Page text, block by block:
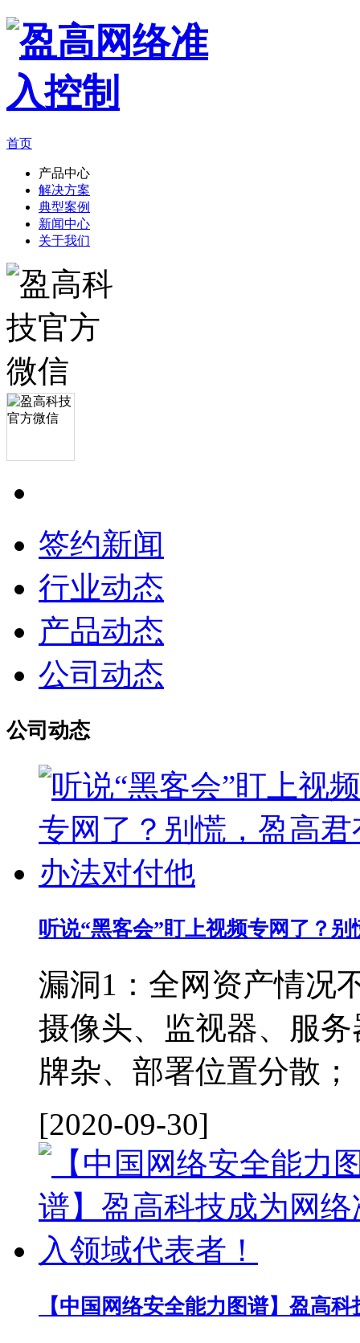
首页
产品中心
解决方案
典型案例
新闻中心
关于我们
签约新闻
行业动态
产品动态
公司动态
公司动态
听说“黑客会”盯上视频专网了？
漏洞1：全网资产情况
摄像头、监视器、服
牌杂、部署位置分散；
[2020-09-30]
【中国网络安全能力图谱】盈高